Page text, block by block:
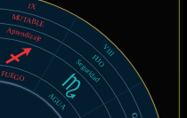
VIII
IX
AGUA
FUEGO
FIJO
MUTABLE
Seguridad
Aprendizaje